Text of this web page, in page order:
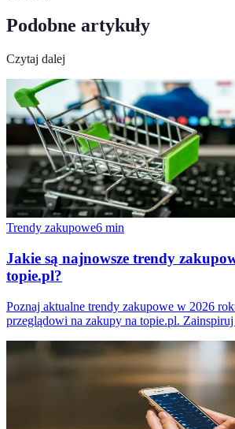
Podobne artykuły
Czytaj dalej
Trendy zakupowe6 min
Jakie są najnowsze trendy
topie.pl?
Poznaj aktualne trendy zakupowe w 2026
przeglądowi na zakupy na topie.pl. Zainspiruj